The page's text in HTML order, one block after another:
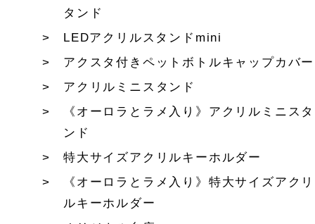
タンド
LEDアクリルスタンドmini
アクスタ付きペットボトルキャップカバー
アクリルミニスタンド
《オーロラとラメ入り》アクリルミニスタ
ンド
特大サイズアクリルキーホルダー
《オーロラとラメ入り》特大サイズアクリ
ルキーホルダー